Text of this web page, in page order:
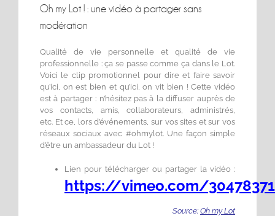
Oh my Lot ! : une vidéo à partager sans
modération
Qualité de vie personnelle et qualité de vie
professionnelle : ça se passe comme ça dans le Lot.
Voici le clip promotionnel pour dire et faire savoir
qu’ici, on est bien et qu’ici, on vit bien ! Cette vidéo
est à partager : n’hésitez pas à la diffuser auprès de
vos contacts, amis, collaborateurs, administrés,
etc. Et ce, lors d’événements, sur vos sites et sur vos
réseaux sociaux avec #ohmylot. Une façon simple
d’être un ambassadeur du Lot !
Lien pour télécharger ou partager la vidéo :
https://vimeo.com/
Source: Oh my Lot